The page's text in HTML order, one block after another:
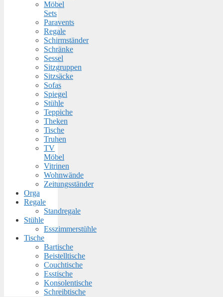
Möbel
Sets
Paravents
Regale
Schirmständer
Schränke
Sessel
Sitzgruppen
Sitzsäcke
Sofas
Spiegel
Stühle
Teppiche
Theken
Tische
Truhen
TV
Möbel
Vitrinen
Wohnwände
Zeitungsständer
Orga
Regale
Standregale
Stühle
Esszimmerstühle
Tische
Bartische
Beistelltische
Couchtische
Esstische
Konsolentische
Schreibtische